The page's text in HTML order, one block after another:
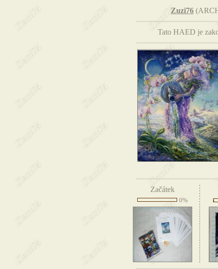
Zuzi76
Tato HAED je
Začátek
0%